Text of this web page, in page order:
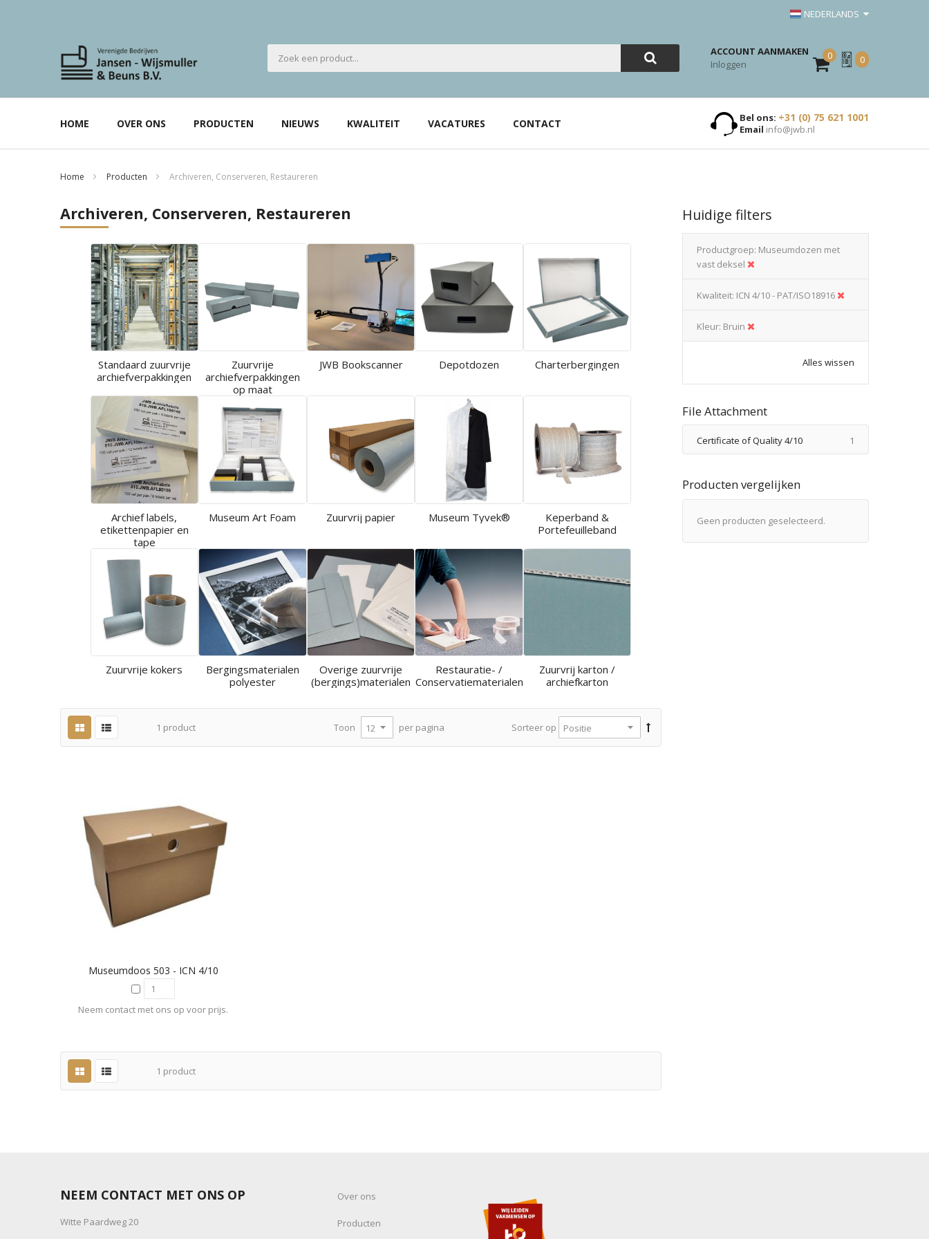
NEDERLANDS
ACCOUNT AANMAKEN
Inloggen
0
Mijn
Offerte
0
HOME OVER ONS PRODUCTEN NIEUWS KWALITEIT VACATURES CONTACT Bel ons: +31 (0) 75 621 1001
Email info@jwb.nl
Home Producten Archiveren, Conserveren, Restaureren
Archiveren, Conserveren, Restaureren
Standaard zuurvrije
archiefverpakkingen
Zuurvrije
archiefverpakkingen
op maat
JWB Bookscanner Depotdozen Charterbergingen
Archief labels,
etikettenpapier en
tape
Museum Art Foam Zuurvrij papier Museum Tyvek®
Keperband &
Portefeuilleband
Zuurvrije kokers
Bergingsmaterialen
polyester
Overige zuurvrije
(bergings)materialen
Restauratie- /
Conservatiematerialen
Zuurvrij karton /
archiefkarton
1 product Sorteer op
Toon per pagina
Museumdoos 503 - ICN 4/10
Neem contact met ons op voor prijs.
1 product
Huidige filters
Productgroep Museumdozen met
vast deksel
Kwaliteit ICN 4/10 - PAT/ISO18916
Kleur Bruin
Alles wissen
File Attachment
Certificate of Quality 4/10 1
Producten vergelijken
Geen producten geselecteerd.
NEEM CONTACT MET ONS OP
Witte Paardweg 20
Over ons
Producten